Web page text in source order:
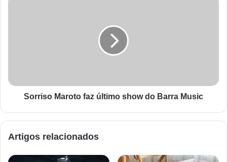
Sorriso Maroto faz último show do Barra Music
Artigos relacionados